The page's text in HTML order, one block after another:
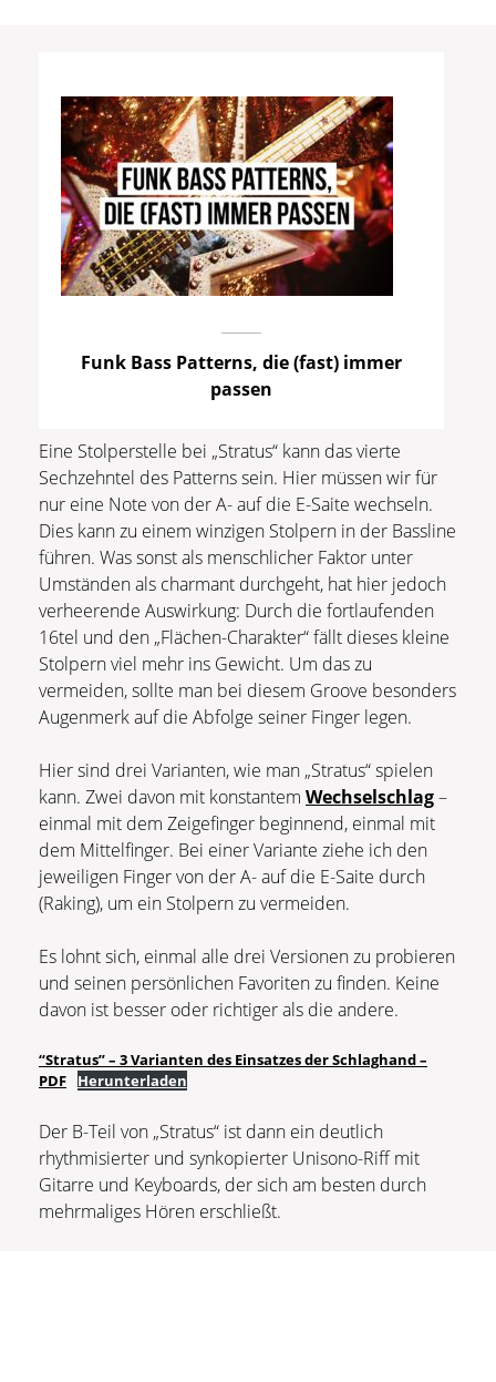
Funk Bass Patterns, die (fast) immer
passen
Eine Stolperstelle bei „Stratus“ kann das vierte
Sechzehntel des Patterns sein. Hier müssen wir für
nur eine Note von der A- auf die E-Saite wechseln.
Dies kann zu einem winzigen Stolpern in der Bassline
führen. Was sonst als menschlicher Faktor unter
Umständen als charmant durchgeht, hat hier jedoch
verheerende Auswirkung: Durch die fortlaufenden
16tel und den „Flächen-Charakter“ fällt dieses kleine
Stolpern viel mehr ins Gewicht. Um das zu
vermeiden, sollte man bei diesem Groove besonders
Augenmerk auf die Abfolge seiner Finger legen.
Hier sind drei Varianten, wie man „Stratus“ spielen
kann. Zwei davon mit konstantem Wechselschlag–
einmal mit dem Zeigefinger beginnend, einmal mit
dem Mittelfinger. Bei einer Variante ziehe ich den
jeweiligen Finger von der A- auf die E-Saite durch
(Raking), um ein Stolpern zu vermeiden.
Es lohnt sich, einmal alle drei Versionen zu probieren
und seinen persönlichen Favoriten zu finden. Keine
davon ist besser oder richtiger als die andere.
“Stratus” – 3 Varianten des Einsatzes der Schlaghand –
PDF
Herunterladen
Der B-Teil von „Stratus“ ist dann ein deutlich
rhythmisierter und synkopierter Unisono-Riff mit
Gitarre und Keyboards, der sich am besten durch
mehrmaliges Hören erschließt.